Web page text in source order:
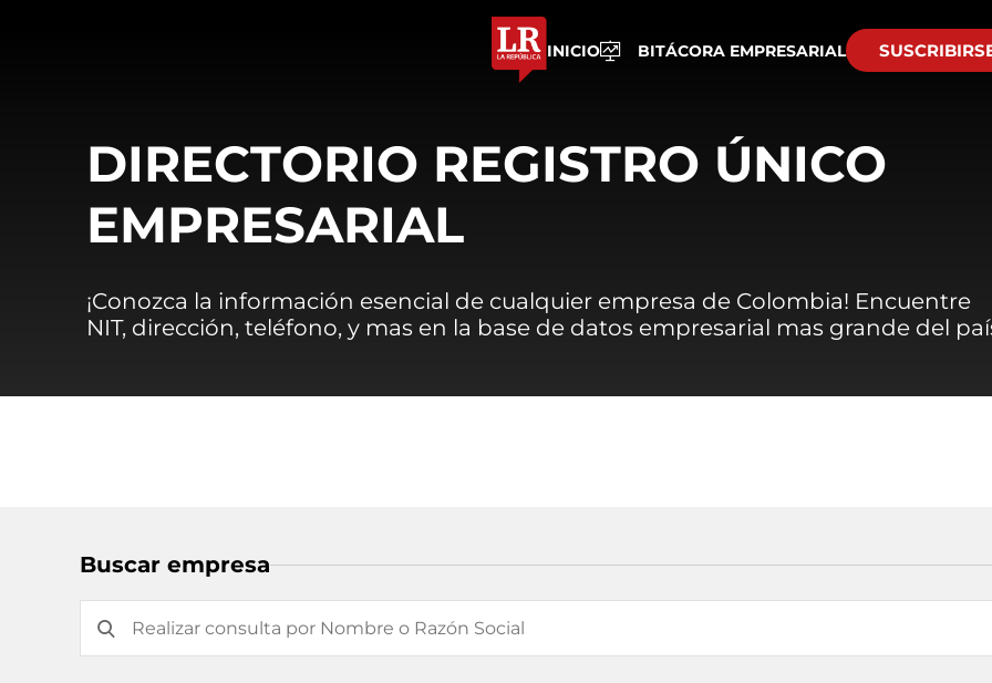
INICIO BITÁCORA EMPRESARIAL
DIRECTORIO REGISTRO ÚNICO
EMPRESARIAL
¡Conozca la información esencial de cualquier empresa de Colombia! Encuentre
NIT, dirección, teléfono, y mas en la base de datos empresarial mas grande del
Buscar empresa